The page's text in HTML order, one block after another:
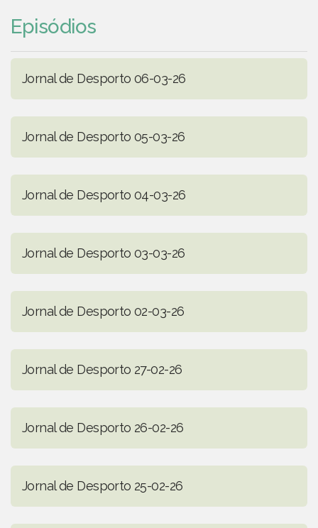
Episódios
Jornal de Desporto 06-03-26
Jornal de Desporto 05-03-26
Jornal de Desporto 04-03-26
Jornal de Desporto 03-03-26
Jornal de Desporto 02-03-26
Jornal de Desporto 27-02-26
Jornal de Desporto 26-02-26
Jornal de Desporto 25-02-26